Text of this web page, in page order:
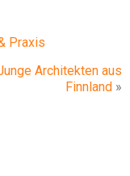
Praxis
Architekten aus
Finnland »